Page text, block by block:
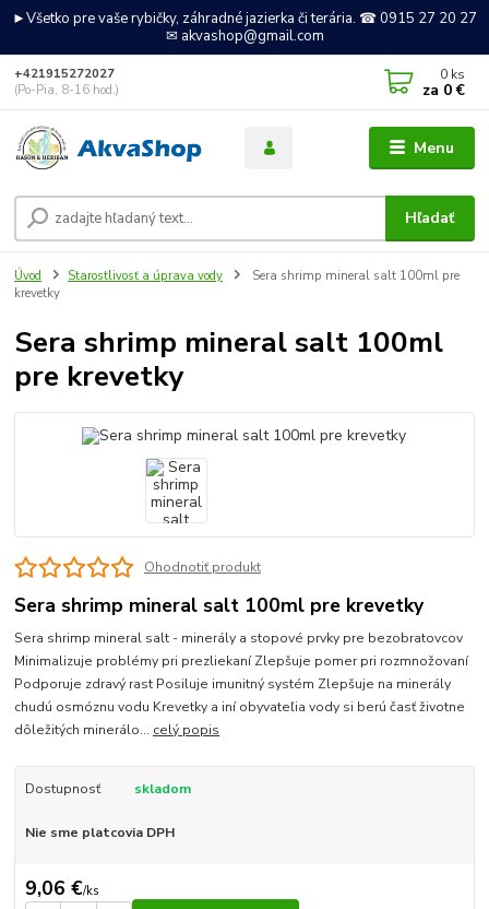
►Všetko pre vaše rybičky, záhradné jazierka či terária. ☎ 0915 27 20 27
✉ akvashop@gmail.com
Menu
Hľadať
+421915272027
(Po-Pia, 8-16 hod.)
0 ks
za 0 €
Úvod Starostlivosť a úprava vody
Sera shrimp mineral salt 100ml pre
krevetky
Sera shrimp mineral salt 100ml
pre krevetky
Ohodnotiť produkt
Sera shrimp mineral salt 100ml pre krevetky
Sera shrimp mineral salt - minerály a stopové prvky pre bezobratovcov
Minimalizuje problémy pri prezliekaní Zlepšuje pomer pri rozmnožovaní
Podporuje zdravý rast Posiluje imunitný systém Zlepšuje na minerály
chudú osmóznu vodu Krevetky a iní obyvateľia vody si berú časť životne
dôležitých minerálo... celý popis
Dostupnosť skladom
Nie sme platcovia DPH
9,06 €/ks